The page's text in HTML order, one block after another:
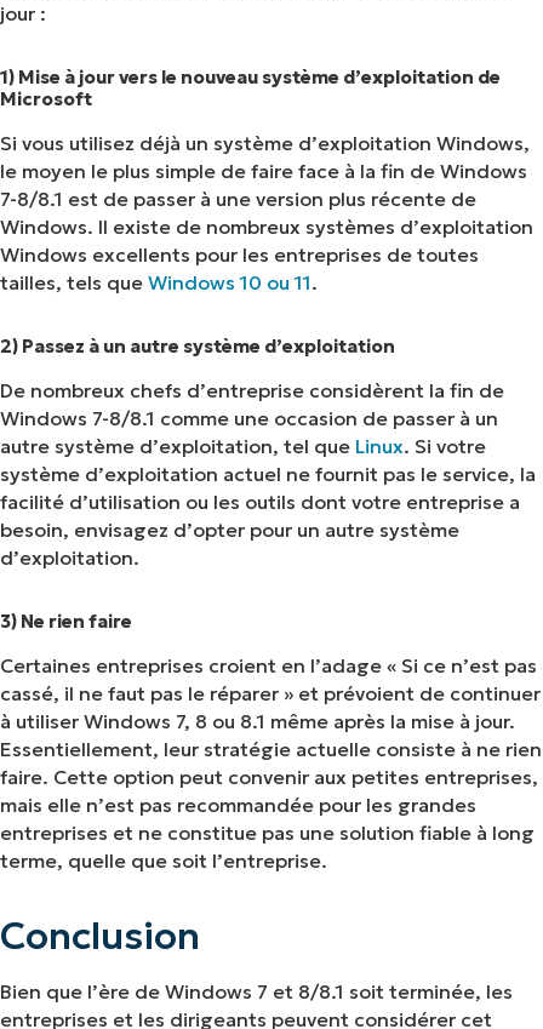
jour :
1) Mise à jour vers le nouveau système d’exploitation de
Microsoft
Si vous utilisez déjà un système d’exploitation Windows,
le moyen le plus simple de faire face à la fin de Windows
7-8/8.1 est de passer à une version plus récente de
Windows. Il existe de nombreux systèmes d’exploitation
Windows excellents pour les entreprises de toutes
tailles, tels que Windows 10 ou 11.
2) Passez à un autre système d’exploitation
De nombreux chefs d’entreprise considèrent la fin de
Windows 7-8/8.1 comme une occasion de passer à un
autre système d’exploitation, tel que Linux. Si votre
système d’exploitation actuel ne fournit pas le service, la
facilité d’utilisation ou les outils dont votre entreprise a
besoin, envisagez d’opter pour un autre système
d’exploitation.
3) Ne rien faire
Certaines entreprises croient en l’adage « Si ce n’est pas
cassé, il ne faut pas le réparer » et prévoient de continuer
à utiliser Windows 7, 8 ou 8.1 même après la mise à jour.
Essentiellement, leur stratégie actuelle consiste à ne rien
faire. Cette option peut convenir aux petites entreprises,
mais elle n’est pas recommandée pour les grandes
entreprises et ne constitue pas une solution fiable à long
terme, quelle que soit l’entreprise.
Conclusion
Bien que l’ère de Windows 7 et 8/8.1 soit terminée, les
entreprises et les dirigeants peuvent considérer cet
Voir NinjaOne en action
Parcourez nos démonstrations à la demande
pour découvrir comment NinjaOne simplifie les
tâches informatiques telles que la gestion des
des tickets et bien plus encore.
Explorer les démos